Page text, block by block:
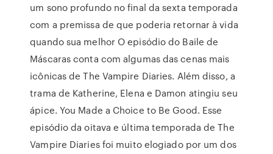
um sono profundo no final da sexta temporada
com a premissa de que poderia retornar à vida
quando sua melhor O episódio do Baile de
Máscaras conta com algumas das cenas mais
icônicas de The Vampire Diaries. Além disso, a
trama de Katherine, Elena e Damon atingiu seu
ápice. You Made a Choice to Be Good. Esse
episódio da oitava e última temporada de The
Vampire Diaries foi muito elogiado por um dos